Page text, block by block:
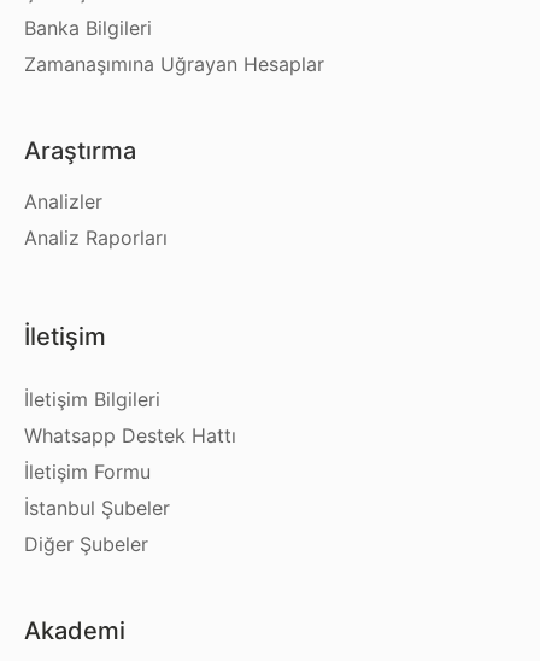
Banka Bilgileri
Zamanaşımına Uğrayan Hesaplar
Araştırma
Analizler
Analiz Raporları
İletişim
İletişim Bilgileri
Whatsapp Destek Hattı
İletişim Formu
İstanbul Şubeler
Diğer Şubeler
Akademi